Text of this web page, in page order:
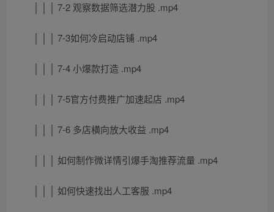
│ │ │ 7-2 观察数据筛选潜力股 .mp4
│ │ │ 7-3如何冷启动店铺 .mp4
│ │ │ 7-4 小爆款打造 .mp4
│ │ │ 7-5官方付费推广加速起店 .mp4
│ │ │ 7-6 多店横向放大收益 .mp4
│ │ │ 如何制作微详情引爆手淘推荐流量 .mp4
│ │ │ 如何快速找出人工客服 .mp4